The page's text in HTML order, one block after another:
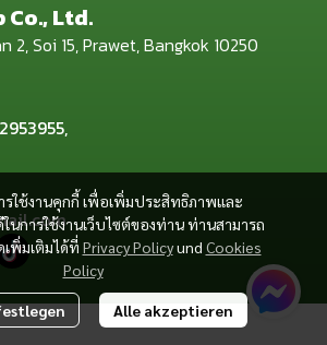
รใช้งานคุกกี้ เพื่อเพิ่มประสิทธิภาพและ
การใช้งานเว็บไซต์ของท่าน ท่านสามารถ
พิ่มเติมได้ที่ Privacy Policyund Cookies
Policy
Alle akzeptieren
Ltd.
2, Soi 15, Prawet, Bangkok 10250